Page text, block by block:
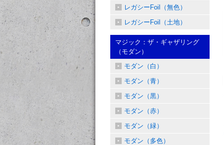
レガシーFoil（無色）
レガシーFoil（土地）
マジック：ザ・ギャザリング
（モダン）
モダン（白）
モダン（青）
モダン（黒）
モダン（赤）
モダン（緑）
モダン（多色）